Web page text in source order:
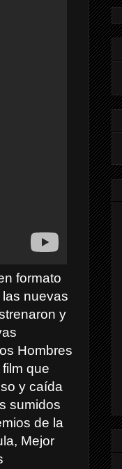
formato
nuevas
y
Hombres
que
y caída
sumidos
de la
Mejor